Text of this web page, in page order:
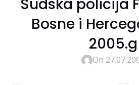
Sudska policija
Bosne i
2005.g
On